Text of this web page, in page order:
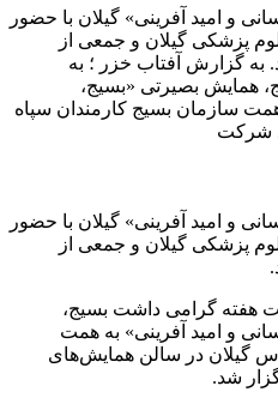
و امید آفرینی» گیلان با حضور
پزشکی گیلان و جمعی از
به گزارش آفتاب خزر ؛ به
همایش بصیرتی «بسیج،
سازمان بسیج کارمندان سپاه
شرکت
و امید آفرینی» گیلان با حضور
پزشکی گیلان و جمعی از
هفته گرامی داشت بسیج،
و امید آفرینی» به همت
گیلان در سالن همایش‌های
شد.